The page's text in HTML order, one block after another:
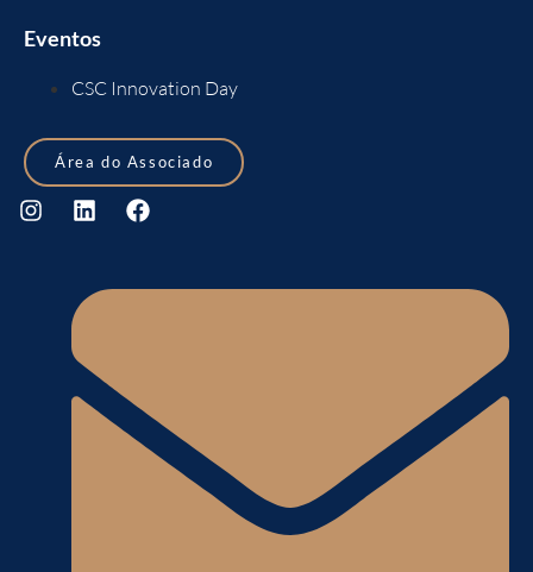
Eventos
CSC Innovation Day
Área do Associado